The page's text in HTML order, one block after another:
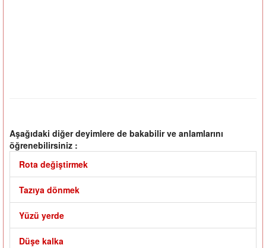
Aşağıdaki diğer deyimlere de bakabilir ve anlamlarını
öğrenebilirsiniz :
Rota değiştirmek
Tazıya dönmek
Yüzü yerde
Düşe kalka